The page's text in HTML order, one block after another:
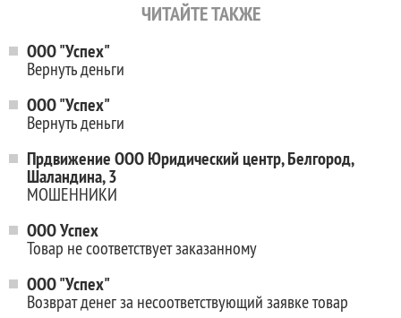
ЧИТАЙТЕ ТАКЖЕ
ООО "Успех"
Вернуть деньги
ООО "Успех"
Вернуть деньги
Прдвижение ООО Юридический центр, Белгород,
Шаландина, 3
МОШЕННИКИ
ООО Успех
Товар не соответствует заказанному
ООО "Успех"
Возврат денег за несоответствующий заявке товар